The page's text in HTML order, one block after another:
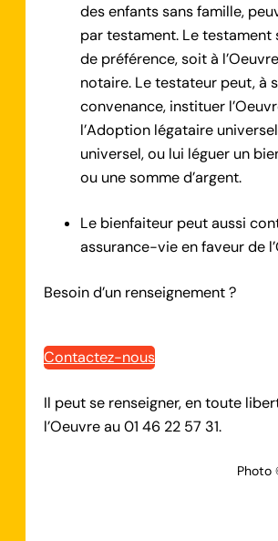
des enfants sans famille,
par testament. Le testament
de préférence, soit à
notaire. Le testateur peut, à
convenance, instituer
l’Adoption légataire
universel, ou lui léguer un
ou une somme d’argent.
Le bienfaiteur peut aussi
assurance-vie en faveur de
Besoin d’un renseignement ?
Contactez-nous
Il peut se renseigner, en toute
l’Oeuvre au 01 46 22 57 31.
Photo